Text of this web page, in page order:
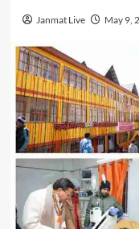
Janmat Live May 9,